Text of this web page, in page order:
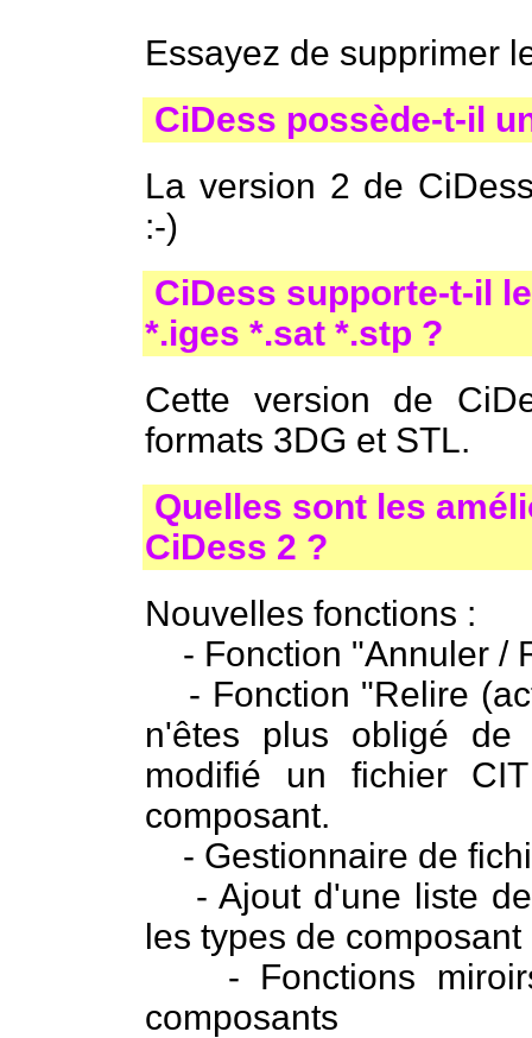
Essayez de supprimer
CiDess possède-t-il
La version 2 de
:-)
CiDess supporte-t-il
*.iges *.sat *.stp ?
Cette version de
formats 3DG et STL.
Quelles sont les
CiDess 2 ?
Nouvelles fonctions :
- Fonction "Annuler /
- Fonction "Relire
n'êtes plus obligé de
modifié un fichier
composant.
- Gestionnaire de
- Ajout d'une liste de
les types de
- Fonctions
composants